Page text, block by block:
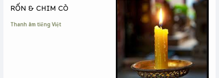
RỐN & CHIM CÒ
Thanh âm tiếng Việt